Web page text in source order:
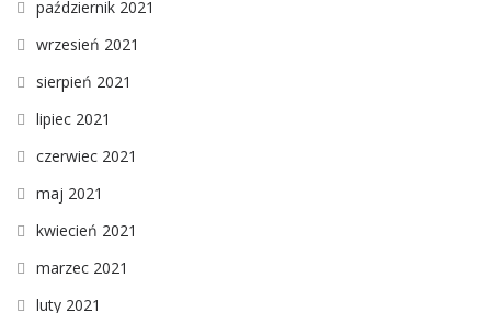
październik 2021
wrzesień 2021
sierpień 2021
lipiec 2021
czerwiec 2021
maj 2021
kwiecień 2021
marzec 2021
luty 2021